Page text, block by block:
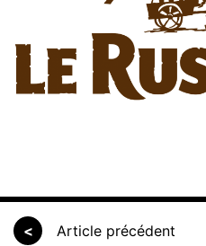
< Article précédent